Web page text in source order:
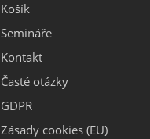
Košík
Semináře
Kontakt
Časté otázky
GDPR
Zásady cookies (EU)